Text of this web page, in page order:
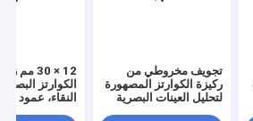
تجويف مخروطي من
ركيزة الكوارتز المصهورة
لتحليل العينات البصرية
12 × 30 مم
الكوارتز
النقاء، عمود